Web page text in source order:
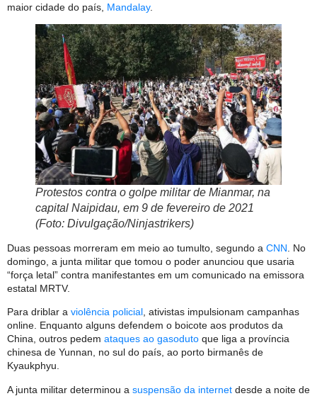
maior cidade do país, Mandalay.
Protestos contra o golpe militar de Mianmar, na
capital Naipidau, em 9 de fevereiro de 2021
(Foto: Divulgação/Ninjastrikers)
Duas pessoas morreram em meio ao tumulto, segundo a CNN . No
domingo, a junta militar que tomou o poder anunciou que usaria
“força letal” contra manifestantes em um comunicado na emissora
estatal MRTV.
Para driblar a violência policial, ativistas impulsionam campanhas
online. Enquanto alguns defendem o boicote aos produtos da
China, outros pedem ataques ao gasoduto que liga a província
chinesa de Yunnan, no sul do país, ao porto birmanês de
Kyaukphyu.
A junta militar determinou a suspensão da internet desde a noite de